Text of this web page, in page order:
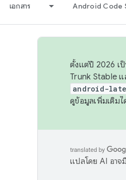
เอกสาร Android Code
ตั้งแต่ปี 2026 เ
Trunk Stable แ
android-
ดูข้อมูลเพิ่มเติมไ
แปลโดย AI อาจ